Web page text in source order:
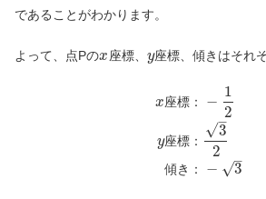
であることがわかります。
よって、点Pのx座標、 y座標、傾きはそれ
x座標 ：
y座標 ：
傾 き ：
−
1
2
3
–
√
2
−
3
–
√